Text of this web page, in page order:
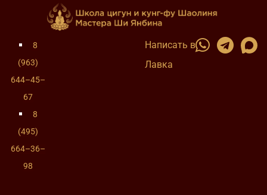
8
(963)
644–45–
67
8
(495)
664–36–
98
Написать в
Лавка